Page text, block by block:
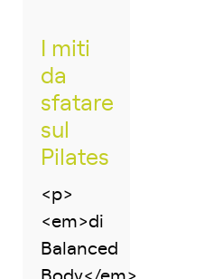
I miti
da
sfatare
sul
Pilates
<p>
<em>di
Balanced